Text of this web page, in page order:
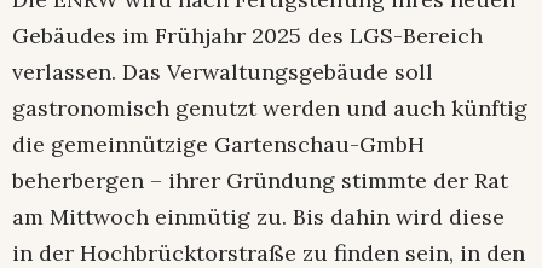
Gebäudes im Frühjahr 2025 des LGS-Bereich
verlassen. Das Verwaltungsgebäude soll
gastronomisch genutzt werden und auch künftig
die gemeinnützige Gartenschau-GmbH
beherbergen – ihrer Gründung stimmte der Rat
am Mittwoch einmütig zu. Bis dahin wird diese
in der Hochbrücktorstraße zu finden sein, in den